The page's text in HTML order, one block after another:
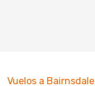
Vuelos a Bairnsdale